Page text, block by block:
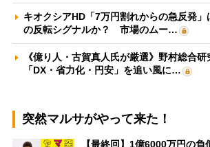
キオクシアHD「7万円割れからの急反発
の反転シグナルか？ 市場のムー…
《億り人・古賀真人氏が厳選》野村総合研
「DX・省力化・円安」を追い風に…
突然マルサがやって来た！
【最終回】1億6000万円の